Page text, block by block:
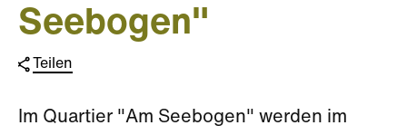
Seebogen"
Teilen
Im Quartier "Am Seebogen" werden im